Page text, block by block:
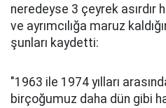
neredeyse 3 çeyrek asırdır
ve ayrımcılığa maruz
şunları kaydetti:
"1963 ile 1974 yılları
birçoğumuz daha dün gibi